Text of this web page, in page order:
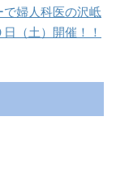
で婦人科医の沢岻
（土）開催！！